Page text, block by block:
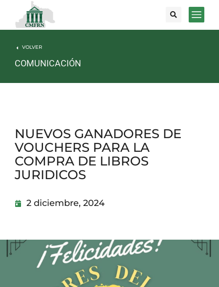
VOLVER
COMUNICACIÓN
NUEVOS GANADORES DE
VOUCHERS PARA LA
COMPRA DE LIBROS
JURIDICOS
2 diciembre, 2024